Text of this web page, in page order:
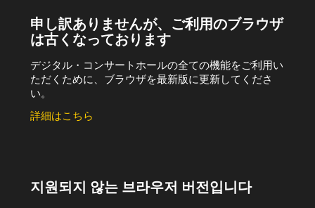
申し訳ありませんが、ご利用のブラウザ
は古くなっております
デジタル・コンサートホールの全ての機能をご利用い
ただくために、ブラウザを最新版に更新してくださ
い。
詳細はこちら
지원되지 않는 브라우저 버전입니다